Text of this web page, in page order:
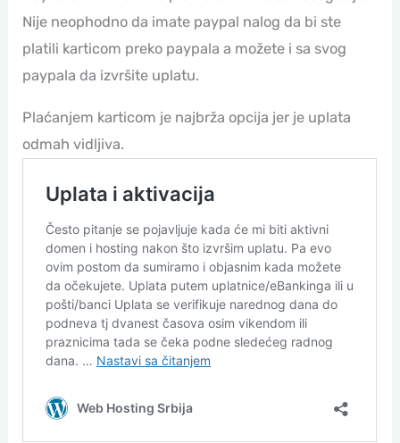
Nije neophodno da imate paypal nalog da bi ste
platili karticom preko paypala a možete i sa svog
paypala da izvršite uplatu.
Plaćanjem karticom je najbrža opcija jer je uplata
odmah vidljiva.